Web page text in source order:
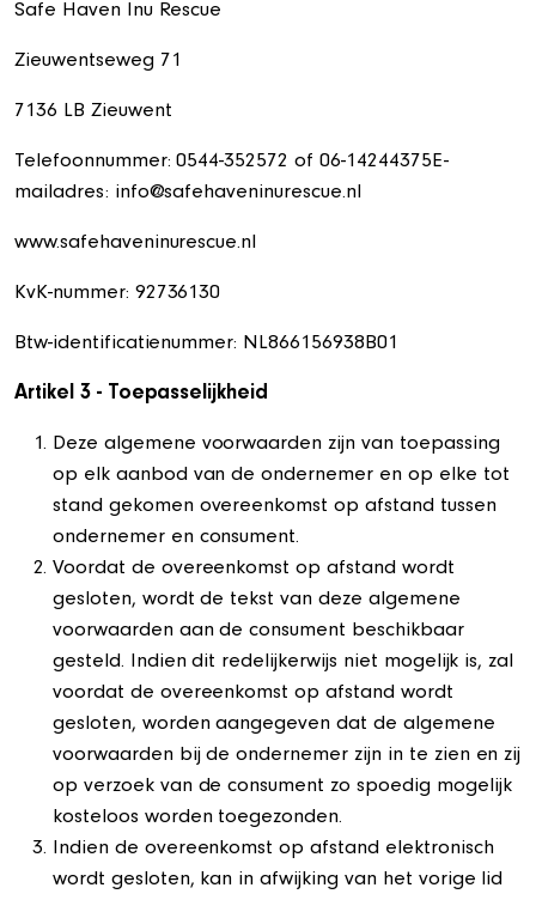
Safe Haven Inu Rescue
Zieuwentseweg 71
7136 LB Zieuwent
Telefoonnummer: 0544-352572 of 06-14244375E-
mailadres: info@safehaveninurescue.nl
www.safehaveninurescue.nl
KvK-nummer: 92736130
Btw-identificatienummer: NL866156938B01
Artikel 3 - Toepasselijkheid
Deze algemene voorwaarden zijn van toepassing
op elk aanbod van de ondernemer en op elke tot
stand gekomen overeenkomst op afstand tussen
ondernemer en consument.
Voordat de overeenkomst op afstand wordt
gesloten, wordt de tekst van deze algemene
voorwaarden aan de consument beschikbaar
gesteld. Indien dit redelijkerwijs niet mogelijk is, zal
voordat de overeenkomst op afstand wordt
gesloten, worden aangegeven dat de algemene
voorwaarden bij de ondernemer zijn in te zien en zij
op verzoek van de consument zo spoedig mogelijk
kosteloos worden toegezonden.
Indien de overeenkomst op afstand elektronisch
wordt gesloten, kan in afwijking van het vorige lid